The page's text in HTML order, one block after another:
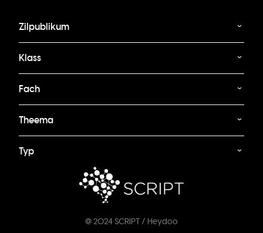
Zilpublikum
Klass
Fach
Theema
Typ
@ 2024 SCRIPT / Heydoo